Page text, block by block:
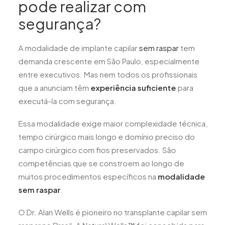
pode realizar com
segurança?
A modalidade de implante capilarsem raspar tem
demanda crescente em São Paulo, especialmente
entre executivos. Mas nem todos os profissionais
que a anunciam têm experiência suficiente para
executá-la com segurança.
Essa modalidade exige maior complexidade técnica,
tempo cirúrgico mais longo e domínio preciso do
campo cirúrgico com fios preservados. São
competências que se constroem ao longo de
muitos procedimentos específicos na modalidade
sem raspar
O Dr. Alan Wells é pioneiro no transplante capilar sem